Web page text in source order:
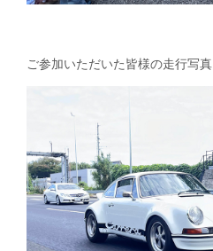
ご参加いただいた皆様の走行写真